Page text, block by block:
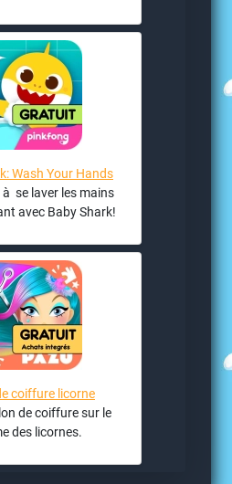
Wash Your Hands
se laver les mains
avec Baby Shark!
coiffure licorne
de coiffure sur le
des licornes.